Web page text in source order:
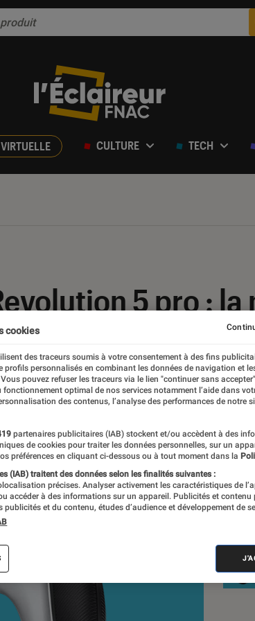
CULTURE TECH
5 pro :
du marché ?
VOIR
cookies
des traceurs soumis à votre consentement à des fins
profils personnalisés en combinant les données de navigation et
pouvez refuser les traceurs via le lien "continuer sans
fonctionnement optimal de nos services notamment l’aide dans
des contenus, l’analyse des performances de notre
partenaires publicitaires (IAB) stockent et/ou accèdent à des
de cookies pour traiter les données personnelles, sur un
préférences en cliquant ci-dessous ou à tout moment dans la
(IAB) traitent des données selon les finalités suivantes :
précises. Analyser activement les caractéristiques de
accéder à des informations sur un appareil. Publicités et contenu
publicités et du contenu, études d’audience et développement de